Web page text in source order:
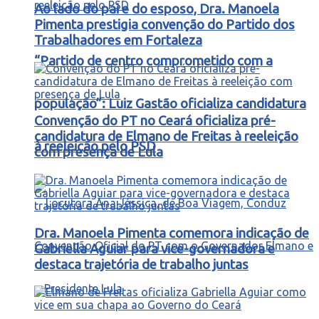
“Partido de centro comprometido com a
população”: Luiz Gastão oficializa candidatura
à reeleição pelo PSD
Ao lado do pai e do esposo, Dra. Manoela
Pimenta prestigia convenção do Partido dos
Trabalhadores em Fortaleza
Convenção do PT no Ceará oficializa pré-
candidatura de Elmano de Freitas à reeleição
com presença de Lula
Dra. Manoela Pimenta comemora indicação de
Gabriella Aguiar para vice-governadora e
destaca trajetória de trabalho juntas